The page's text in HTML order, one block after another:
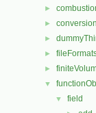
►
► conversion
►
►
►
▼
▼ field